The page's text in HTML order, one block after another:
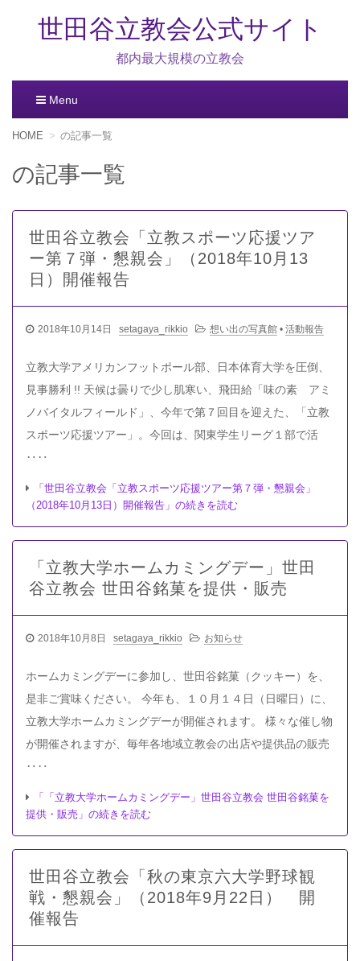
世田谷立教会公式サイト
都内最大規模の立教会
Menu
コ
テ
ン
へ
動
HOME の記事一覧
の記事一覧
世田谷立教会「立教スポーツ応援ツア
ー第７弾・懇親会」（2018年10月13
日）開催報告
2018年10月14日 setagaya_rikkio 想い出の写真館 • 活動報告
立教大学アメリカンフットポール部、日本体育大学を圧倒、
見事勝利 !! 天候は曇りで少し肌寒い、飛田給「味の素 アミ
ノバイタルフィールド」、今年で第７回目を迎えた、「立教
スポーツ応援ツアー」。今回は、関東学生リーグ１部で活
‥‥
「世田谷立教会「立教スポーツ応援ツアー第７弾・懇親会」
（2018年10月13日）開催報告」の続きを読む
「立教大学ホームカミングデー」世田
谷立教会 世田谷銘菓を提供・販売
2018年10月8日 setagaya_rikkio お知らせ
ホームカミングデーに参加し、世田谷銘菓（クッキー）を、
是非ご賞味ください。 今年も、１０月１４日（日曜日）に、
立教大学ホームカミングデーが開催されます。 様々な催し物
が開催されますが、毎年各地域立教会の出店や提供品の販売
‥‥
「「立教大学ホームカミングデー」世田谷立教会 世田谷銘菓を
提供・販売」の続きを読む
世田谷立教会「秋の東京六大学野球観
戦・懇親会」（2018年9月22日） 開
催報告